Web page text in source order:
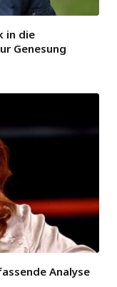
in die
Genesung
Analyse